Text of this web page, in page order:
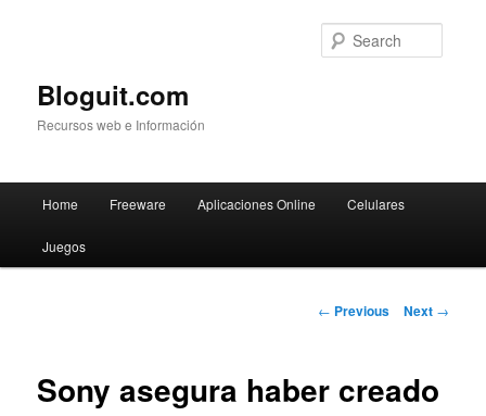
Bloguit.com
Recursos web e Información
Skip
to
Home Freeware Aplicaciones Online Celulares
Juegos
Post
← Previous Next →
Sony asegura haber creado